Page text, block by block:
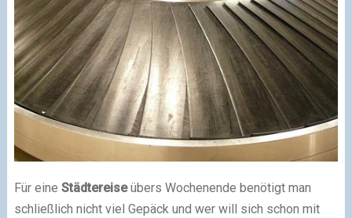
Für eine Städtereiseübers Wochenende benötigt man
schließlich nicht viel Gepäck und wer will sich schon mit